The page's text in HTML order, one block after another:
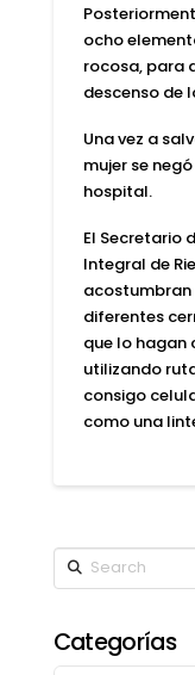
ocho
rocosa, para
descenso de
Una vez a
mujer se
hospital.
El Secretario
Integral de
diferentes
que lo hagan
utilizando
consigo
como una
Search
Categorías